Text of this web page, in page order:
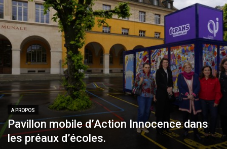
A PROPOS
Pavillon mobile d’Action Innocence dans
les préaux d’écoles.